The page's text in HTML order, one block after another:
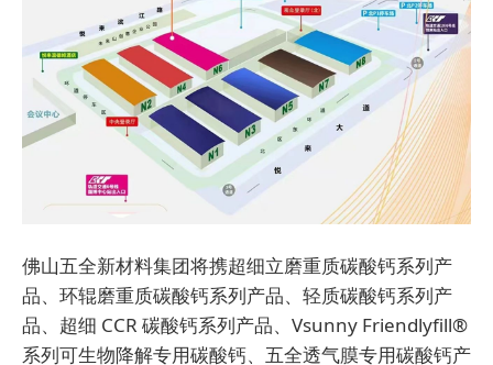
佛山五全新材料集团将携超细立磨重质碳酸钙系列产
品、环辊磨重质碳酸钙系列产品、轻质碳酸钙系列产
品、超细 CCR 碳酸钙系列产品、Vsunny Friendlyfill®
系列可生物降解专用碳酸钙、五全透气膜专用碳酸钙产